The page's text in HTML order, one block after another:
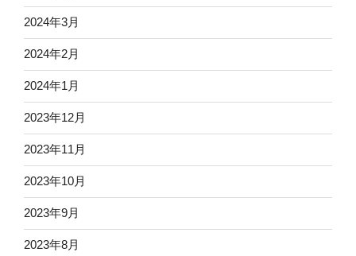
2024年3月
2024年2月
2024年1月
2023年12月
2023年11月
2023年10月
2023年9月
2023年8月